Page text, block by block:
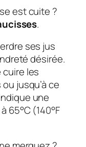
est cuite ?
.
ses jus
désirée.
cuire les
jusqu’à ce
une
65°C (140°F